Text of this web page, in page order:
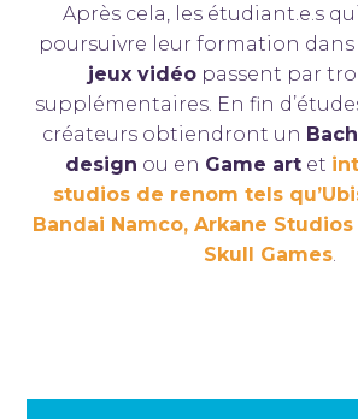
Après cela, les étudiant.e.s
poursuivre leur formation dans
jeux vidéo passent par
supplémentaires. En fin
créateurs obtiendront un
design ou en Game art et
studios de renom tels
Bandai Namco, Arkane
Skull Games